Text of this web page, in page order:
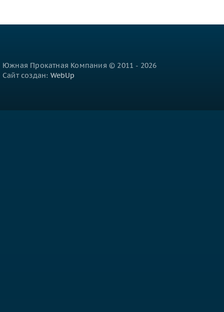
Южная Прокатная Компания © 2011 - 2026
Сайт создан: WebUp